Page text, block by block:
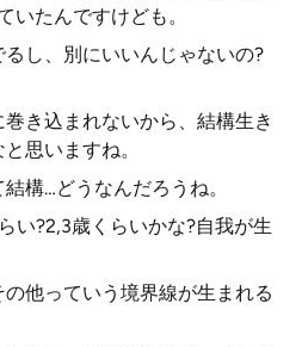
いたんですけども。
し、別にいいんじゃないの?
き込まれないから、結構生き
思いますね。
構…どうなんだろうね。
い?2,3歳くらいかな?自我が生
他っていう境界線が生まれる